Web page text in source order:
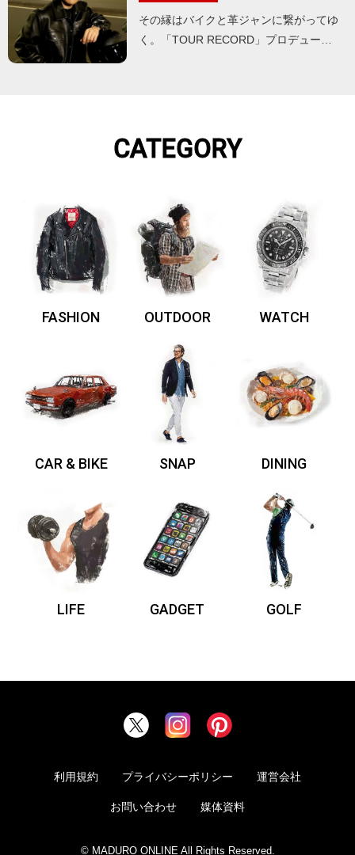
その縁はバイクと革ジャンに繋がってゆ
く。「TOUR RECORD」プロデュー…
CATEGORY
FASHION OUTDOOR WATCH
CAR & BIKE SNAP DINING
LIFE GADGET GOLF
利用規約 プライバシーポリシー 運営会社
お問い合わせ 媒体資料
© MADURO ONLINE All Rights Reserved.